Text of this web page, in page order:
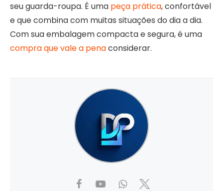
seu guarda-roupa. É uma peça prática, confortável
e que combina com muitas situações do dia a dia.
Com sua embalagem compacta e segura, é uma
compra que vale a penaconsiderar.